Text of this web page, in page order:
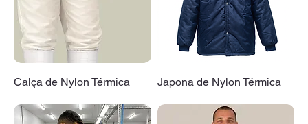
Calça de Nylon Térmica Japona de Nylon Térmica